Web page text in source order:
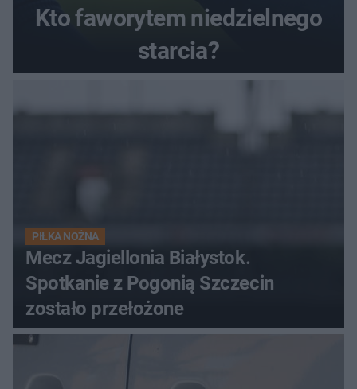
Kto faworytem niedzielnego
starcia?
PIŁKA NOŻNA
Mecz Jagiellonia Białystok.
Spotkanie z Pogonią Szczecin
zostało przełożone